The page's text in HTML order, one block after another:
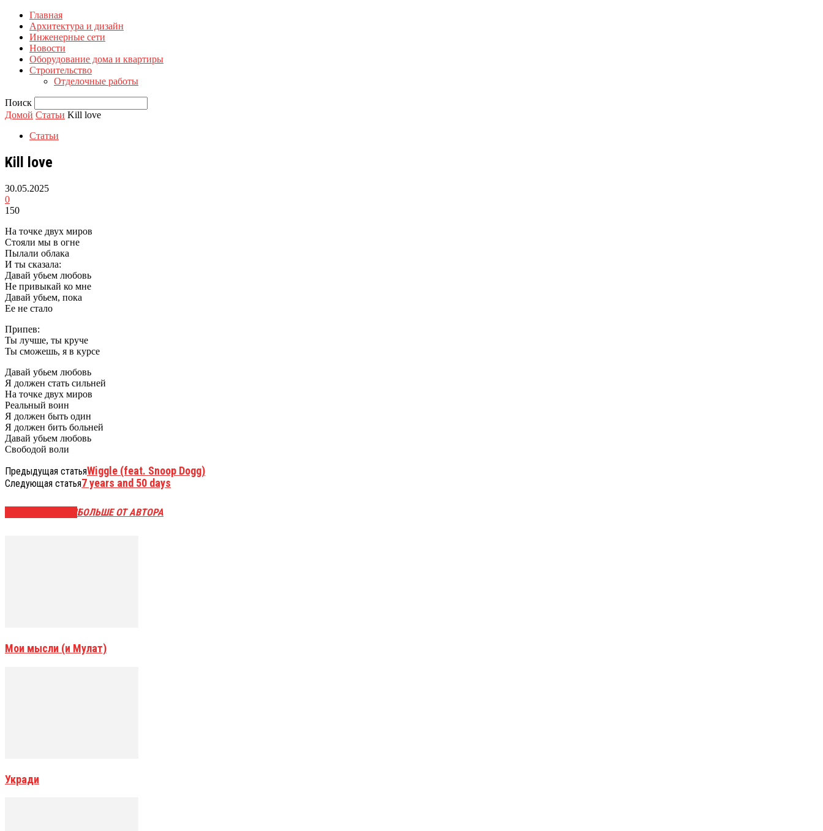
Главная
Архитектура и дизайн
Инженерные сети
Новости
Оборудование дома и квартиры
Строительство
Отделочные работы
Поиск
Домой Статьи Kill love
Статьи
Kill love
30.05.2025
0
150
На точке двух миров
Стояли мы в огне
Пылали облака
И ты сказала:
Давай убьем любовь
Не привыкай ко мне
Давай убьем, пока
Ее не стало
Припев:
Ты лучше, ты круче
Ты сможешь, я в курсе
Давай убьем любовь
Я должен стать сильней
На точке двух миров
Реальный воин
Я должен быть один
Я должен бить больней
Давай убьем любовь
Свободой воли
Предыдущая статьяWiggle (feat. Snoop Dogg)
Следующая статья7 years and 50 days
БОЛЬШЕ ОТ АВТОРА
Мои мысли (и Мулат)
Укради